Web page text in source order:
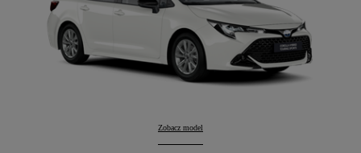
Corolla TS Kombi
Zobacz model